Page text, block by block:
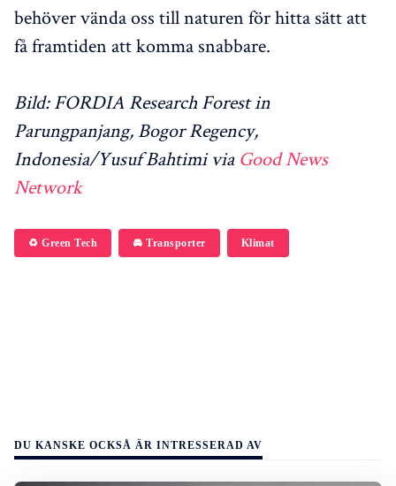
behöver vända oss till naturen för hitta sätt att
få framtiden att komma snabbare.
Bild: FORDIA Research Forest in
Parungpanjang, Bogor Regency,
Indonesia/Yusuf Bahtimi via Good News
Network
♻️ Green Tech 🚘 Transporter Klimat
DU KANSKE OCKSÅ ÄR INTRESSERAD AV